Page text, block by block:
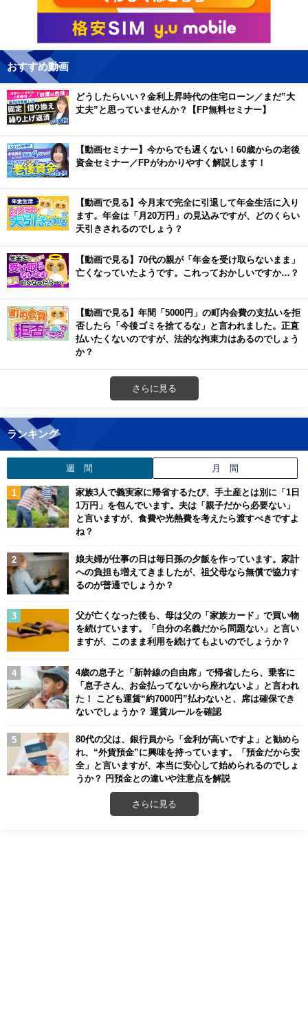
おすすめ動画
どうしたらいい？金利上昇時代の住宅ローン／まだ”大
丈夫”と思っていませんか？【FP無料セミナー】
【動画セミナー】今からでも遅くない！60歳からの老後
資金セミナー／FPがわかりやすく解説します！
【動画で見る】今月末で完全に引退して年金生活に入り
ます。年金は「月20万円」の見込みですが、どのくらい
天引きされるのでしょう？
【動画で見る】70代の親が「年金を受け取らないまま」
亡くなっていたようです。これっておかしいですか…？
【動画で見る】年間「5000円」の町内会費の支払いを拒
否したら「今後ゴミを捨てるな」と言われました。正直
払いたくないのですが、法的な拘束力はあるのでしょう
か？
さらに見る
ランキング
週 間 月 間
家族3人で義実家に帰省するたび、手土産とは別に「1日
1万円」を包んでいます。夫は「親子だから必要ない」
と言いますが、食費や光熱費を考えたら渡すべきですよ
ね？
娘夫婦が仕事の日は毎日孫の夕飯を作っています。家計
への負担も増えてきましたが、祖父母なら無償で協力す
るのが普通でしょうか？
父が亡くなった後も、母は父の「家族カード」で買い物
を続けています。「自分の名義だから問題ない」と言い
ますが、このまま利用を続けてもよいのでしょうか？
4歳の息子と「新幹線の自由席」で帰省したら、乗客に
「息子さん、お金払ってないから座れないよ」と言われ
た！ こども運賃“約7000円”払わないと、席は確保でき
ないでしょうか？ 運賃ルールを確認
80代の父は、銀行員から「金利が高いですよ」と勧めら
れ、“外貨預金”に興味を持っています。「預金だから安
全」と言いますが、本当に安心して始められるのでしょ
うか？ 円預金との違いや注意点を解説
さらに見る